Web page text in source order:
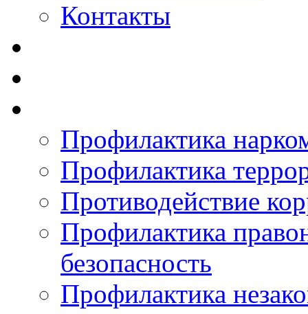
Контакты
Профилактика
Профилактика
Противодействие
Профилактика
безопасность
Профилактика